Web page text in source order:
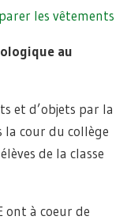
les vêtements
au
et d’objets par la
la cour du collège
de la classe
ont à coeur de